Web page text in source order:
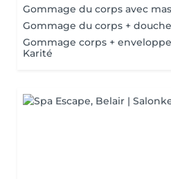
Gommage du corps avec
Gommage du corps + douche
Gommage corps +
Karité